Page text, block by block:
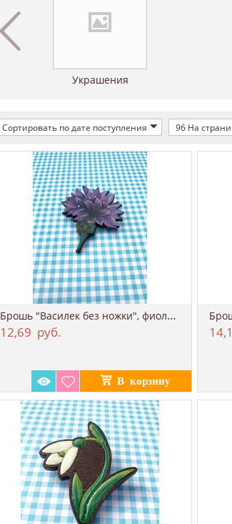
Украшения
Сортировать по дате поступления 96 На
Брошь "Василек без ножки", фиолетовый
12,69 руб.